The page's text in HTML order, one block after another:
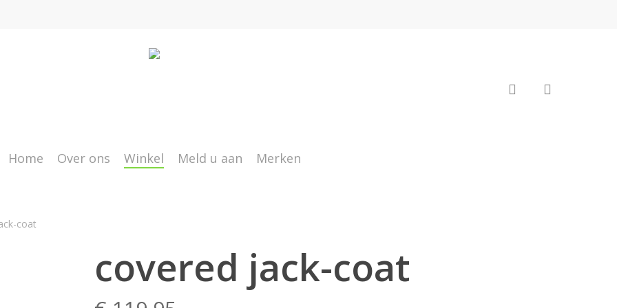
Home Over ons Winkel Meld u aan Merken
coat
covered jack-coat